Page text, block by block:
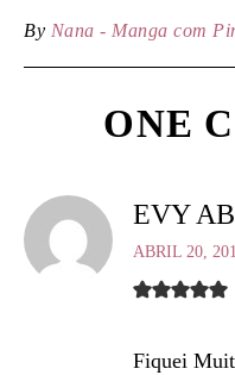
By Nana - Manga com
ONE
EVY
ABRIL 20,
Fiquei